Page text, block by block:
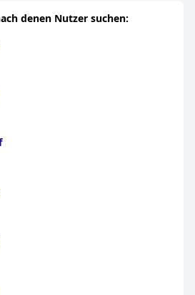
denen Nutzer suchen: